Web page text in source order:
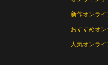
新作オンライ
おすすめオ
人気オンラ